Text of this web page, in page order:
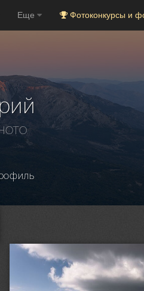
Еще Фотоконкурсы и